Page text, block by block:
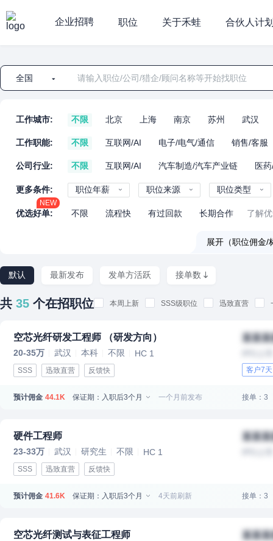
企业招聘 职位 关于禾蛙 合伙人计
全国
工作城市: 不限 北京 上海 南京 苏州 武汉
工作职能: 不限 互联网/AI 电子/电气/通信 销售/客服
公司行业: 不限 互联网/AI 汽车制造/汽车产业链 医
更多条件: 职位年薪 职位来源 职位类型
优选好单:
NEW
不限 流程快 有过回款 长期合作 了解
展开（职位佣
默认 最新发布 发单方活跃 接单数
共 35 个在招职位 本周上新 SSS级职位 迅致直营
空芯光纤研发工程师 （研发方向）
20-35万 武汉 本科 不限 HC 1
SSS 迅致直营 反馈快
某某
客户7
预计佣金 44.1K 保证期：入职后3个月 一个月前发布 接单：3
硬件工程师
23-33万 武汉 研究生 不限 HC 1
SSS 迅致直营 反馈快
某某
预计佣金 41.6K 保证期：入职后3个月 4天前刷新 接单：3
空芯光纤测试与表征工程师 某某